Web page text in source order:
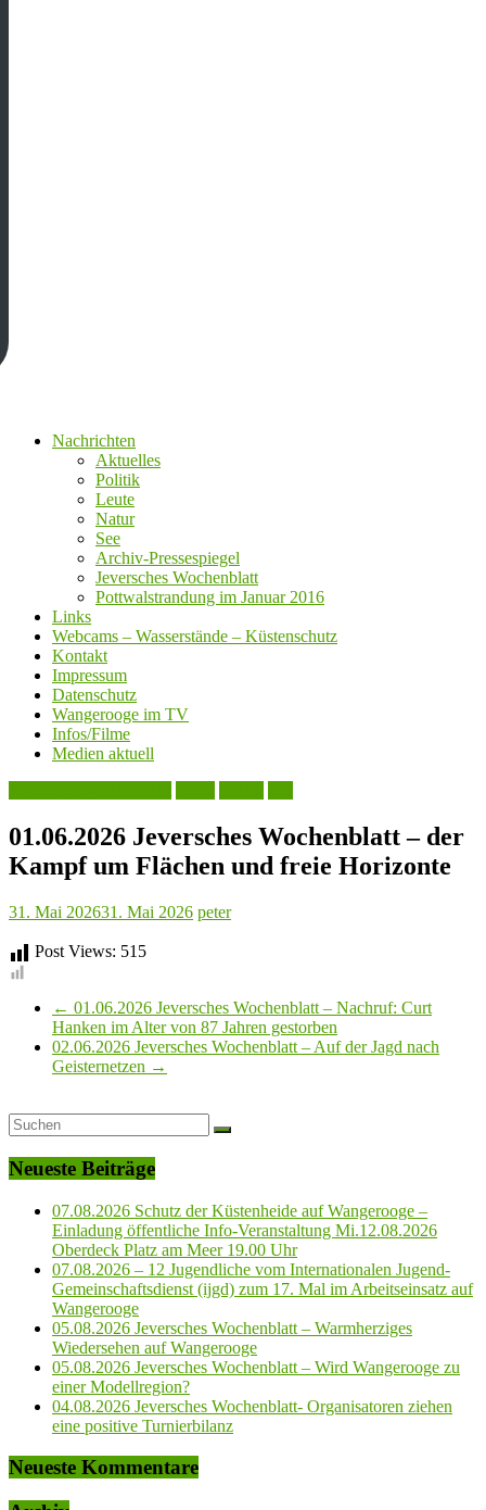
Nachrichten
Aktuelles
Politik
Leute
Natur
See
Archiv-Pressespiegel
Jeversches Wochenblatt
Pottwalstrandung im Januar 2016
Links
Webcams – Wasserstände – Küstenschutz
Kontakt
Impressum
Datenschutz
Wangerooge im TV
Infos/Filme
Medien aktuell
01.06.2026 Jeversches Wochenblatt – der
Kampf um Flächen und freie Horizonte
31. Mai 202631. Mai 2026 peter
Post Views: 515
← 01.06.2026 Jeversches Wochenblatt – Nachruf: Curt
Hanken im Alter von 87 Jahren gestorben
02.06.2026 Jeversches Wochenblatt – Auf der Jagd nach
Geisternetzen →
Neueste Beiträge
07.08.2026 Schutz der Küstenheide auf Wangerooge –
Einladung öffentliche Info-Veranstaltung Mi.12.08.2026
Oberdeck Platz am Meer 19.00 Uhr
07.08.2026 – 12 Jugendliche vom Internationalen Jugend-
Gemeinschaftsdienst (ijgd) zum 17. Mal im Arbeitseinsatz auf
Wangerooge
05.08.2026 Jeversches Wochenblatt – Warmherziges
Wiedersehen auf Wangerooge
05.08.2026 Jeversches Wochenblatt – Wird Wangerooge zu
einer Modellregion?
04.08.2026 Jeversches Wochenblatt- Organisatoren ziehen
eine positive Turnierbilanz
Neueste Kommentare